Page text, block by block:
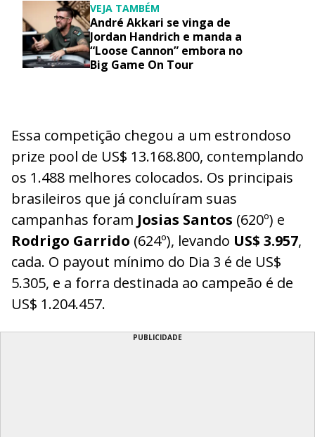
VEJA TAMBÉM
André Akkari se vinga de
Jordan Handrich e manda a
“Loose Cannon” embora no
Big Game On Tour
Essa competição chegou a um estrondoso
prize pool de US$ 13.168.800, contemplando
os 1.488 melhores colocados. Os principais
brasileiros que já concluíram suas
campanhas foram Josias Santos (620º) e
Rodrigo Garrido (624º), levando US$ 3.957,
cada. O payout mínimo do Dia 3 é de US$
5.305, e a forra destinada ao campeão é de
US$ 1.204.457.
PUBLICIDADE